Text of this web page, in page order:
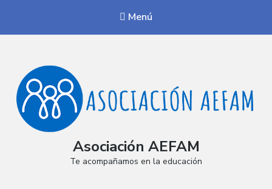
Menú
Asociación AEFAM
Te acompañamos en la educación